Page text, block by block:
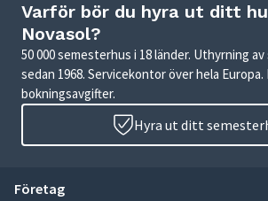
Varför bör du hyra ut ditt
Novasol?
50 000 semesterhus i 18 länder. Uthyrning
sedan 1968. Servicekontor över hela Europa.
bokningsavgifter.
Hyra ut ditt
Företag